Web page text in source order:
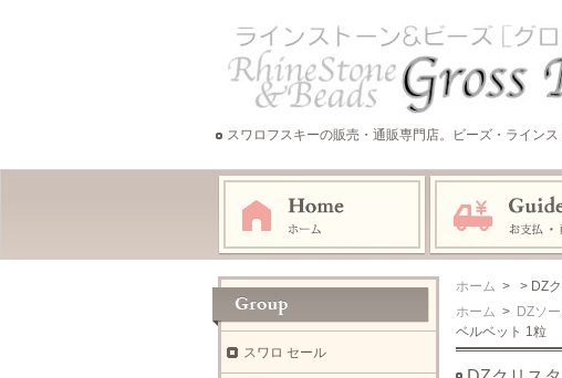
スワロフスキーの販売・通販専門店。ビーズ・ライン
ホーム >
> DZ
ホーム > DZソ
ベルベット 1粒
スワロ セール